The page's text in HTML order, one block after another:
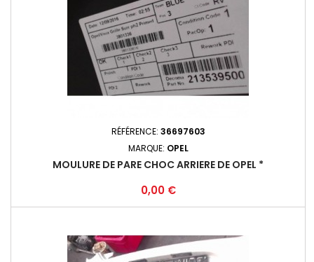
RÉFÉRENCE: 36697603
MARQUE: OPEL
MOULURE DE PARE CHOC ARRIERE DE OPEL *
Prix
0,00 €